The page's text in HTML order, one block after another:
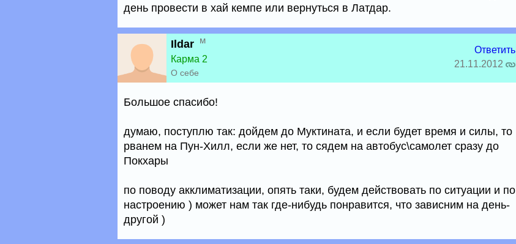
день провести в хай кемпе или вернуться в Латдар.
Ildar м
Карма 2
О себе
Ответить
21.11.2012
Большое спасибо!
думаю, поступлю так: дойдем до Муктината, и если будет время и силы, то
рванем на Пун-Хилл, если же нет, то сядем на автобус\самолет сразу до
Покхары
по поводу акклиматизации, опять таки, будем действовать по ситуации и по
настроению ) может нам так где-нибудь понравится, что зависним на день-
другой )